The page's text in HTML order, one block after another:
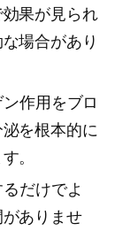
果が見られ
場合があり
作用をブロ
を根本的に
。
だけでよ
ありませ